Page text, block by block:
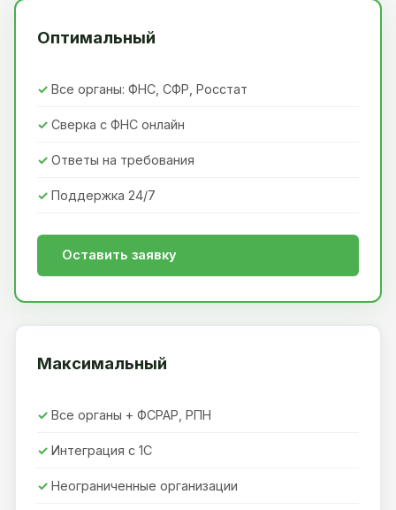
Оптимальный
Все органы: ФНС, СФР, Росстат
Сверка с ФНС онлайн
Ответы на требования
Поддержка 24/7
Оставить заявку
Максимальный
Все органы + ФСРАР, РПН
Интеграция с 1С
Неограниченные организации